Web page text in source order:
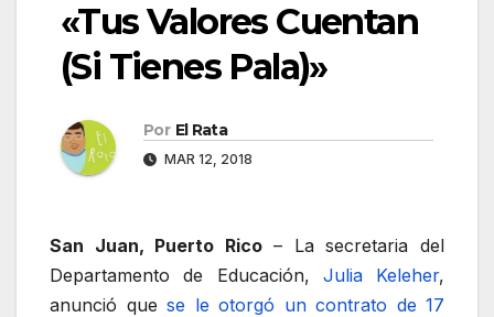
«Tus Valores Cuentan
(Si Tienes Pala)»
Por El Rata
MAR 12, 2018
San Juan, Puerto Rico– La secretaria del
Departamento de Educación, Julia Keleher,
anunció que se le otorgó un contrato de 17